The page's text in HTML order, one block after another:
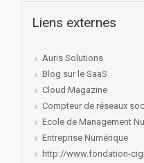
Liens externes
Auris Solutions
Blog sur le SaaS
Cloud Magazine
Compteur de réseaux
Ecole de Management
Entreprise Numérique
http://www.fondation-